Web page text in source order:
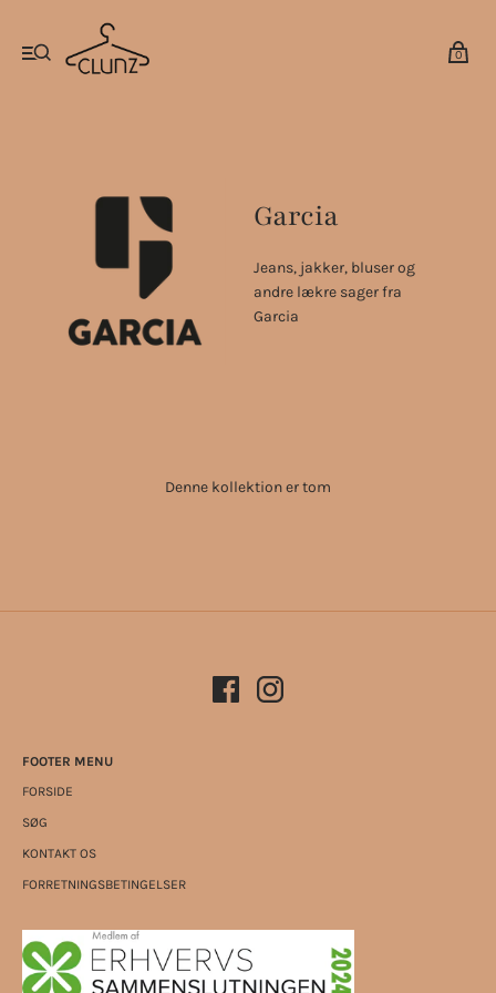
0
Garcia
Jeans, jakker, bluser og
andre lækre sager fra
Garcia
Denne kollektion er tom
FOOTER MENU
FORSIDE
SØG
KONTAKT OS
FORRETNINGSBETINGELSER